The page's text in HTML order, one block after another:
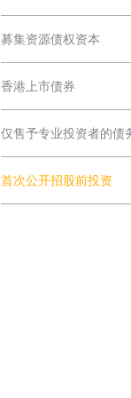
募集资源债权资本
香港上市债券
仅售予专业投资者的债
首次公开招股前投资